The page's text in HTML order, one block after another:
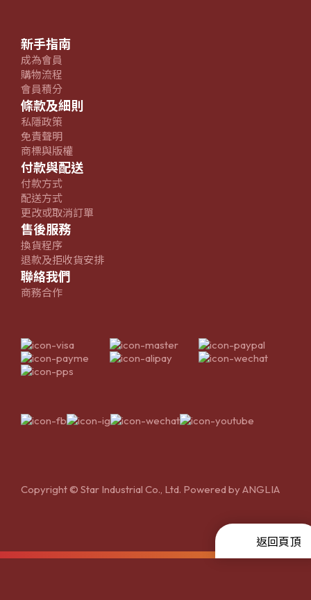
新手指南
成為會員
購物流程
會員積分
條款及細則
私隱政策
免責聲明
商標與版權
付款與配送
付款方式
配送方式
更改或取消訂單
售後服務
換貨程序
退款及拒收貨安排
聯絡我們
商務合作
Copyright © Star Industrial Co., Ltd. Powered byANGLIA
返回頁頂